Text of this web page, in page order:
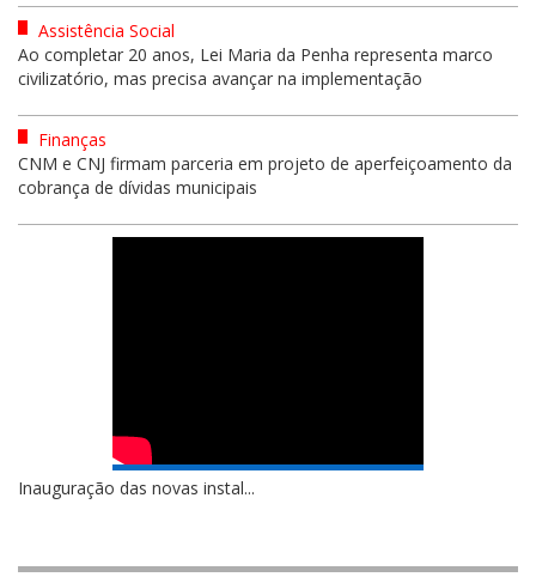
Assistência Social
Ao completar 20 anos, Lei Maria da Penha representa marco
civilizatório, mas precisa avançar na implementação
Finanças
CNM e CNJ firmam parceria em projeto de aperfeiçoamento da
cobrança de dívidas municipais
Inauguração das novas instal...